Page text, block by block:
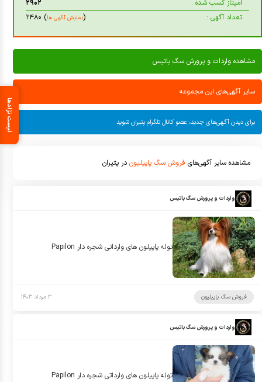
لیست نژادها
امیتاز کسب شده :
۲۹۰۲
تعداد آگهی :
(نمایش آگهی ها) ۲۴۸۰
مشاهده واردات و پرورش سگ باتیس
سایر آگهی‌های این مجموعه
برای دیدن آگهی‌های جدید، عضو کانال تلگرام پتیران شوید
مشاهده سایر آگهی‌های فروش سگ پاپیلیون در پتیران
واردات و پرورش سگ باتیس
توله پاپيلون هاى وارداتى شجره دار Papilon
فروش سگ پاپیلیون ۳ مرداد ۱۴۰۳
واردات و پرورش سگ باتیس
توله پاپيلون هاى وارداتى شجره دار Papilon